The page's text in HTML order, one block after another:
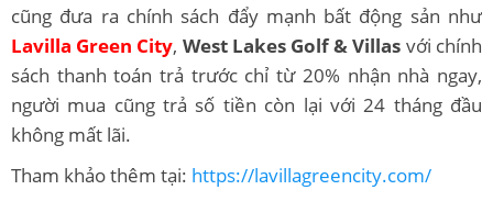
cũng đưa ra chính sách đẩy mạnh bất động sản như
Lavilla Green City, West Lakes Golf & Villas với chính
sách thanh toán trả trước chỉ từ 20% nhận nhà ngay,
người mua cũng trả số tiền còn lại với 24 tháng đầu
không mất lãi.
Tham khảo thêm tại: https://lavillagreencity.com/